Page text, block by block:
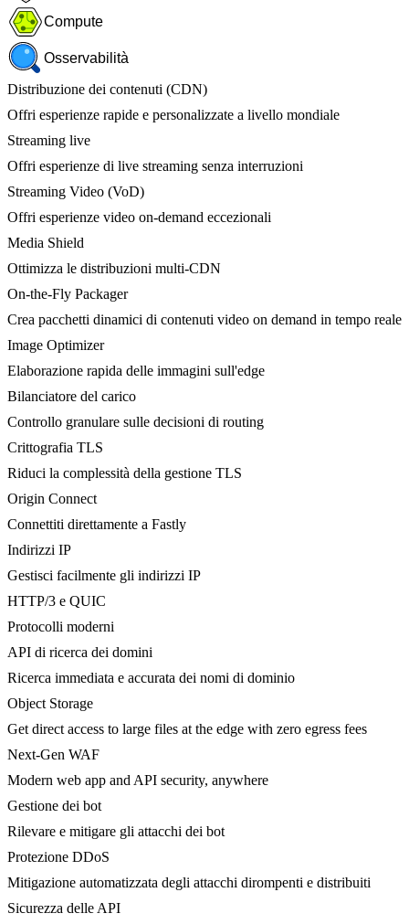
Compute
Osservabilità
Distribuzione dei contenuti (CDN)
Offri esperienze rapide e personalizzate a livello mondiale
Streaming live
Offri esperienze di live streaming senza interruzioni
Streaming Video (VoD)
Offri esperienze video on-demand eccezionali
Media Shield
Ottimizza le distribuzioni multi-CDN
On-the-Fly Packager
Crea pacchetti dinamici di contenuti video on demand in tempo reale
Image Optimizer
Elaborazione rapida delle immagini sull'edge
Bilanciatore del carico
Controllo granulare sulle decisioni di routing
Crittografia TLS
Riduci la complessità della gestione TLS
Origin Connect
Connettiti direttamente a Fastly
Indirizzi IP
Gestisci facilmente gli indirizzi IP
HTTP/3 e QUIC
Protocolli moderni
API di ricerca dei domini
Ricerca immediata e accurata dei nomi di dominio
Object Storage
Get direct access to large files at the edge with zero egress fees
Next-Gen WAF
Modern web app and API security, anywhere
Gestione dei bot
Rilevare e mitigare gli attacchi dei bot
Protezione DDoS
Mitigazione automatizzata degli attacchi dirompenti e distribuiti
Sicurezza delle API